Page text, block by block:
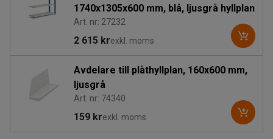
1740x1305x600 mm, blå, ljusgrå hyllplan
Art. nr: 27232
2 615 krexkl. moms
Avdelare till plåthyllplan, 160x600 mm,
ljusgrå
Art. nr: 74340
159 krexkl. moms